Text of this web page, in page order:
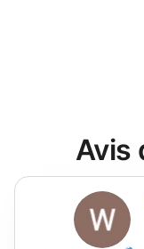
Avis